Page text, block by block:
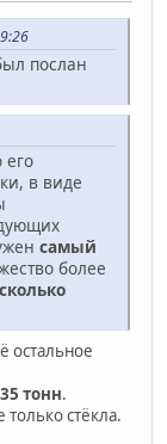
послан
его
в виде
самый
более
остальное
тонн.
стёкла.